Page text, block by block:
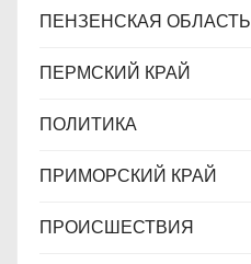
ПЕНЗЕНСКАЯ ОБЛАСТЬ
ПЕРМСКИЙ КРАЙ
ПОЛИТИКА
ПРИМОРСКИЙ КРАЙ
ПРОИСШЕСТВИЯ